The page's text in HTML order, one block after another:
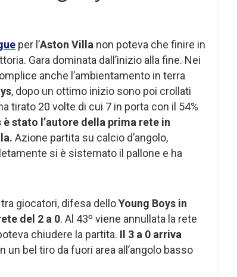
per l’Aston Villa non poteva che finire in
Gara dominata dall’inizio alla fine. Nei
anche l’ambientamento in terra
, dopo un ottimo inizio sono poi crollati
tirato 20 volte di cui 7 in porta con il 54%
è stato l’autore della prima rete in
Azione partita su calcio d’angolo,
si è sistemato il pallone e ha
giocatori, difesa delloYoung Boys in
del 2 a 0. Al 43º viene annullata la rete
chiudere la partita. Il 3 a 0 arriva
un bel tiro da fuori area all’angolo basso